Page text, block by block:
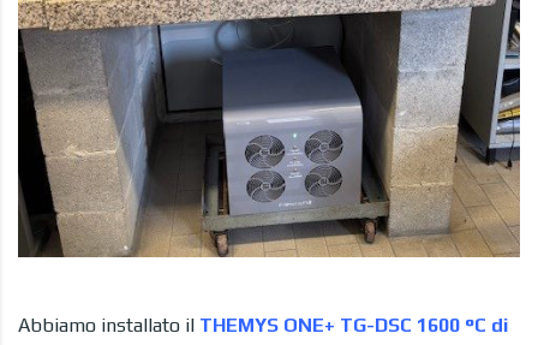
Abbiamo installato il THEMYS ONE+ TG-DSC 1600 °C di